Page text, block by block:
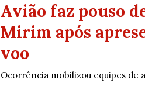
Avião faz pouso
Mirim após
voo
Ocorrência mobilizou equipes